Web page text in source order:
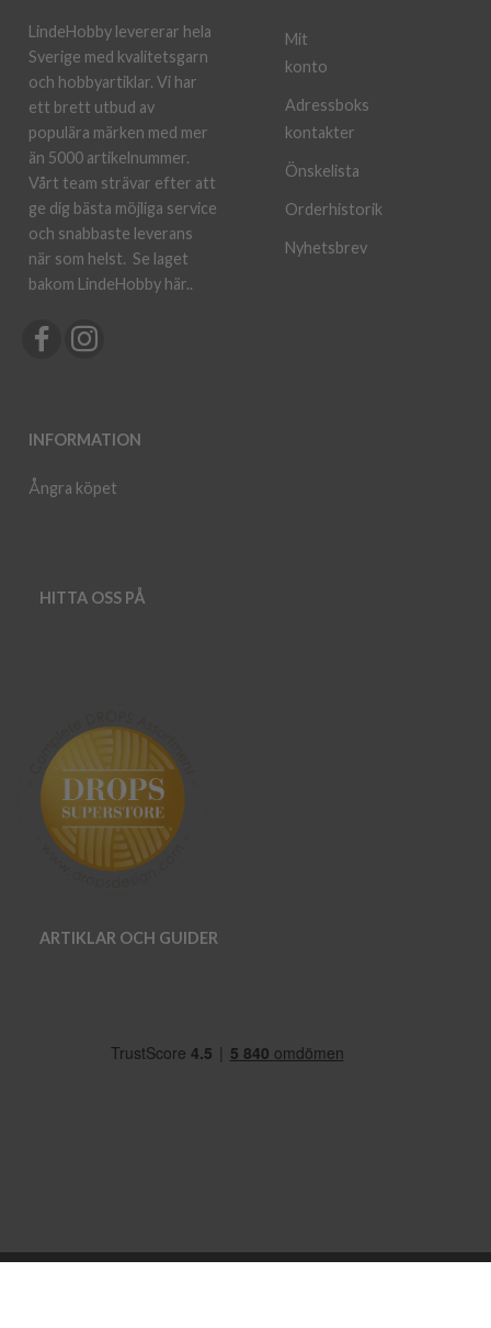
LindeHobby levererar hela
Sverige med kvalitetsgarn
och hobbyartiklar. Vi har
ett brett utbud av
populära märken med mer
än 5000 artikelnummer.
Vårt team strävar efter att
ge dig bästa möjliga service
och snabbaste leverans
när som helst. Se laget
bakom LindeHobby här..
INFORMATION
Ångra köpet
Mit
konto
Adressboks
kontakter
Önskelista
Orderhistorik
Nyhetsbrev
HITTA OSS PÅ
ARTIKLAR OCH GUIDER